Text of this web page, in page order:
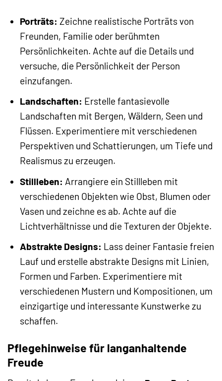
Porträts: Zeichne realistische Porträts von
Freunden, Familie oder berühmten
Persönlichkeiten. Achte auf die Details und
versuche, die Persönlichkeit der Person
einzufangen.
Landschaften: Erstelle fantasievolle
Landschaften mit Bergen, Wäldern, Seen und
Flüssen. Experimentiere mit verschiedenen
Perspektiven und Schattierungen, um Tiefe und
Realismus zu erzeugen.
Stillleben: Arrangiere ein Stillleben mit
verschiedenen Objekten wie Obst, Blumen oder
Vasen und zeichne es ab. Achte auf die
Lichtverhältnisse und die Texturen der Objekte.
Abstrakte Designs: Lass deiner Fantasie freien
Lauf und erstelle abstrakte Designs mit Linien,
Formen und Farben. Experimentiere mit
verschiedenen Mustern und Kompositionen, um
einzigartige und interessante Kunstwerke zu
schaffen.
Pflegehinweise für langanhaltende
Freude